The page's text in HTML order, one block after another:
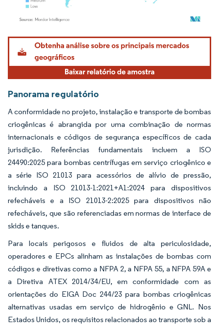
Imagem © Mordor Intelligence. O reuso requer atribuição conforme CC BY 4.0.
Panorama regulatório
A conformidade no projeto, instalação e transporte de bombas
criogênicas é abrangida por uma combinação de normas
internacionais e códigos de segurança específicos de cada
jurisdição. Referências fundamentais incluem a ISO
24490:2025 para bombas centrífugas em serviço criogênico e
a série ISO 21013 para acessórios de alívio de pressão,
incluindo a ISO 21013-1:2021+A1:2024 para dispositivos
refecháveis e a ISO 21013-2:2025 para dispositivos não
refecháveis, que são referenciadas em normas de interface de
skids e tanques.
Para locais perigosos e fluidos de alta periculosidade,
operadores e EPCs alinham as instalações de bombas com
códigos e diretivas como a NFPA 2, a NFPA 55, a NFPA 59A e
a Diretiva ATEX 2014/34/EU, em conformidade com as
orientações do EIGA Doc 244/23 para bombas criogênicas
alternativas usadas em serviço de hidrogênio e GNL. Nos
Estados Unidos, os requisitos relacionados ao transporte sob a